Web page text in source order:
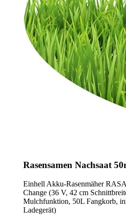
Rasensamen Nachsaat
Einhell Akku-Rasenmäher
Change (36 V, 42 cm
Mulchfunktion, 50L Fangkorb,
Ladegerät)